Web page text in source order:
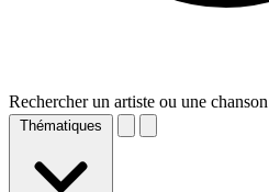
Rechercher un artiste ou une chanson
Thématiques